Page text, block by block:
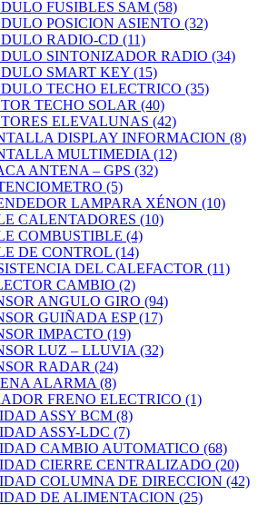
FUSIBLES SAM (58)
POSICION ASIENTO (32)
RADIO-CD (11)
SINTONIZADOR RADIO (34)
SMART KEY (15)
TECHO ELECTRICO (35)
TECHO SOLAR (40)
ELEVALUNAS (42)
DISPLAY INFORMACION (8)
MULTIMEDIA (12)
ANTENA – GPS (32)
(5)
LAMPARA XÉNON (10)
CALENTADORES (10)
COMBUSTIBLE (4)
DE CONTROL (14)
DEL CALEFACTOR (11)
CAMBIO (2)
ANGULO GIRO (94)
GUIÑADA ESP(17)
IMPACTO (19)
LUZ – LLUVIA (32)
RADAR (24)
ALARMA (8)
FRENO ELECTRICO (1)
ASSY BCM (8)
ASSY-LDC (7)
CAMBIO AUTOMATICO (68)
CIERRE CENTRALIZADO (20)
COLUMNA DE DIRECCION (42)
DE ALIMENTACION (25)